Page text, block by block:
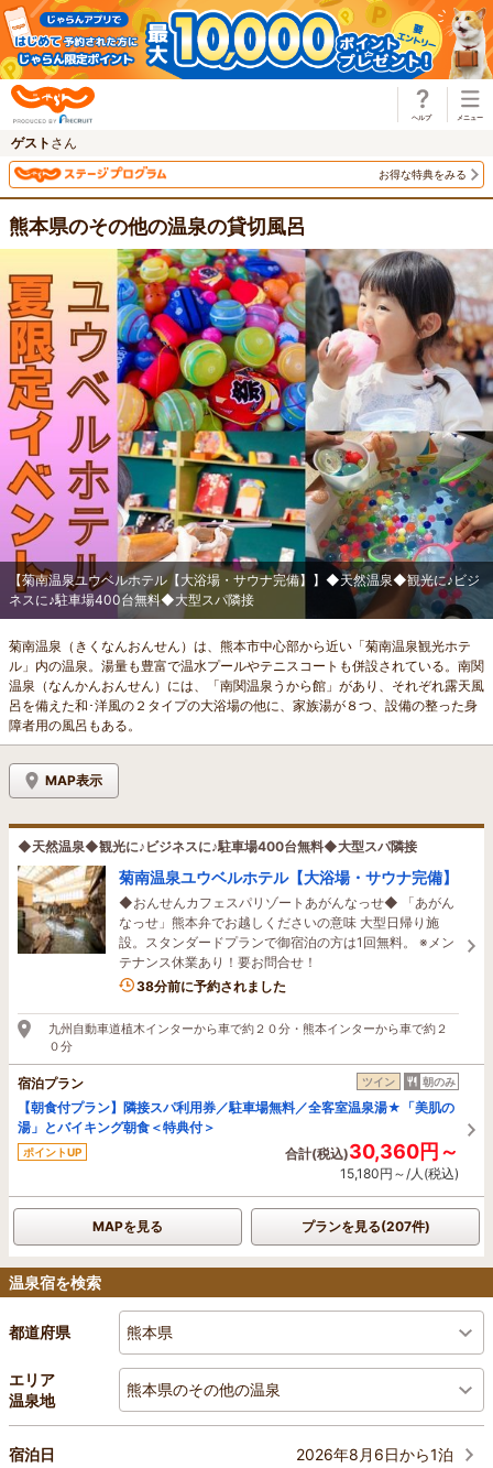
ゲスト さん
お得な特典をみる
熊本県のその他の温泉の貸切風呂
【菊南温泉ユウベルホテル【大浴場・サウナ完備】】◆天然温泉◆観光に♪ビジ
ネスに♪駐車場400台無料◆大型スパ隣接
菊南温泉（きくなんおんせん）は、熊本市中心部から近い「菊南温泉観光ホテ
ル」内の温泉。湯量も豊富で温水プールやテニスコートも併設されている。南関
温泉（なんかんおんせん）には、「南関温泉うから館」があり、それぞれ露天風
呂を備えた和･洋風の２タイプの大浴場の他に、家族湯が８つ、設備の整った身
障者用の風呂もある。
MAP表示
◆天然温泉◆観光に♪ビジネスに♪駐車場400台無料◆大型スパ隣接
菊南温泉ユウベルホテル【大浴場・サウナ完備】
◆おんせんカフェスパリゾートあがんなっせ◆ 「あがん
なっせ」熊本弁でお越しくださいの意味 大型日帰り施
設。スタンダードプランで御宿泊の方は1回無料。 ※メン
テナンス休業あり！要お問合せ！
1名がこの宿を見ています
38分前に予約されました
九州自動車道植木インターから車で約２０分・熊本インターから車で約２
０分
宿泊プラン ツイン 朝のみ
【朝食付プラン】隣接スパ利用券／駐車場無料／全客室温泉湯★「美肌の
湯」とバイキング朝食＜特典付＞
ポイントUP 合計(税込)30,360円～
15,180円～/人(税込)
MAPを見る プランを見る(207件)
温泉宿を検索
都道府県 熊本県
エリア
温泉地
熊本県のその他の温泉
宿泊日 2026年8月6日から1泊